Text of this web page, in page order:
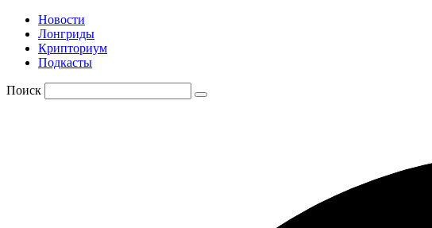
Новости
Лонгриды
Крипториум
Подкасты
Поиск